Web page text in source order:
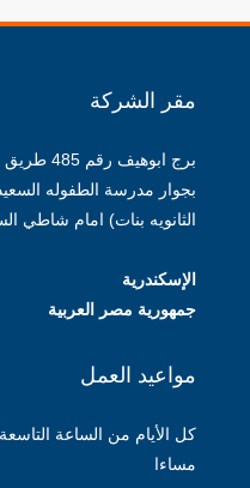
مقر الشركة
برج
بجوار مدرسة الطفوله
الثانويه بنات) امام شاطي
الإسكندرية
جمهورية مصر العربية
مواعيد العمل
كل الأيام من الساعة
مساءا